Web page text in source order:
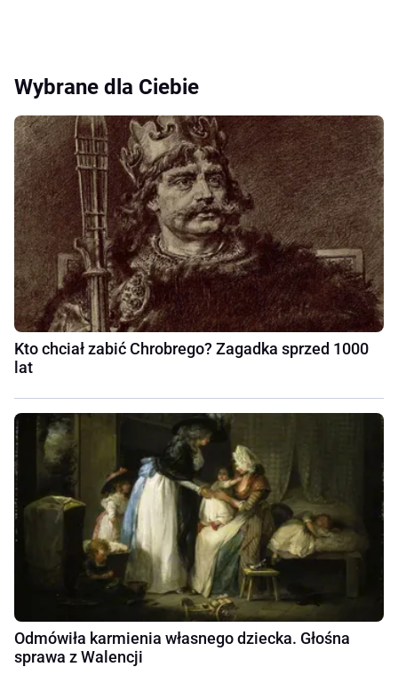
Wybrane dla Ciebie
Kto chciał zabić Chrobrego? Zagadka sprzed 1000
lat
Odmówiła karmienia własnego dziecka. Głośna
sprawa z Walencji